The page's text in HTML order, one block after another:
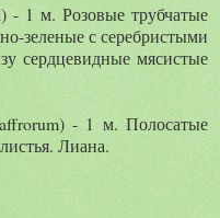
- 1 м. Розовые трубчатые
зеленые с серебристыми
сердцевидные мясистые
- 1 м. Полосатые
Лиана.